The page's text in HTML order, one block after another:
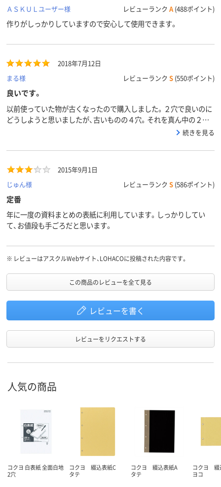
ＡＳＫＵＬユーザー様
レビューランク A (488ポイント)
作りがしっかりしていますので安心して使用できます。
2018年7月12日
まる様
レビューランク S (550ポイント)
良いです。
以前使っていた物が古くなったので購入しました。２穴で良いのに
どうしようと思いましたが、古いものの４穴。それを真ん中の２穴
続きを見る
2015年9月1日
じゅん様
レビューランク S (586ポイント)
定番
年に一度の資料まとめの表紙に利用しています。しっかりしてい
て、お値段も手ごろだと思います。
※ レビューはアスクルWebサイト、LOHACOに投稿された内容です。
この商品のレビューを全て見る
レビューを書く
レビューをリクエストする
人気の商品
コクヨ 白表紙 全面白地
2穴
コクヨ 綴込表紙C
タテ
コクヨ 綴込表紙A
タテ
コクヨ
ヨコ